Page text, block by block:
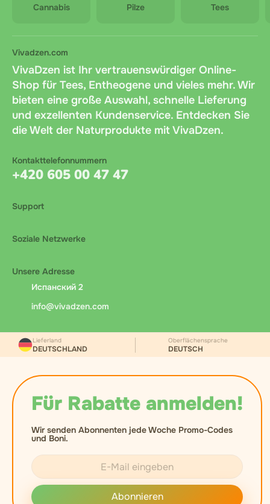
Cannabis Pilze Tees
Vivadzen.com
VivaDzen ist Ihr vertrauenswürdiger Online-
Shop für Tees, Entheogene und vieles mehr. Wir
bieten eine große Auswahl, schnelle Lieferung
und exzellenten Kundenservice. Entdecken Sie
die Welt der Naturprodukte mit VivaDzen.
Kontakttelefonnummern
+420 605 00 47 47
Support
Soziale Netzwerke
Unsere Adresse
Испанский 2
info@vivadzen.com
Für Rabatte anmelden!
Wir senden Abonnenten jede Woche Promo-Codes
und Boni.
Abonnieren
Lieferland
DEUTSCHLAND
Oberflächensprache
DEUTSCH